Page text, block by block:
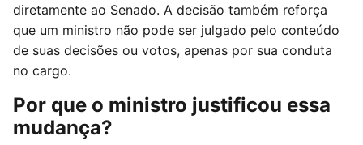
diretamente ao Senado. A decisão também reforça
que um ministro não pode ser julgado pelo conteúdo
de suas decisões ou votos, apenas por sua conduta
no cargo.
Por que o ministro justificou essa
mudança?